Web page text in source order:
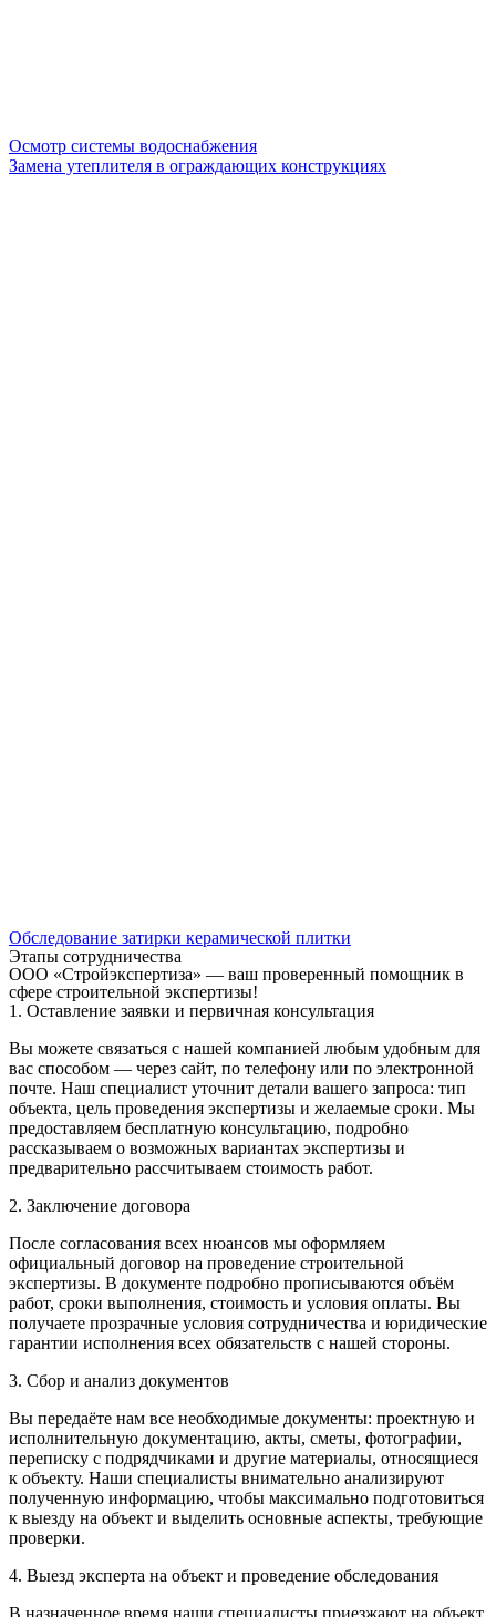
Осмотр системы водоснабжения
Замена утеплителя в ограждающих конструкциях
Обследование затирки керамической плитки
Этапы сотрудничества
ООО «Стройэкспертиза» — ваш проверенный помощник в
сфере строительной экспертизы!
1. Оставление заявки и первичная консультация
Вы можете связаться с нашей компанией любым удобным для
вас способом — через сайт, по телефону или по электронной
почте. Наш специалист уточнит детали вашего запроса: тип
объекта, цель проведения экспертизы и желаемые сроки. Мы
предоставляем бесплатную консультацию, подробно
рассказываем о возможных вариантах экспертизы и
предварительно рассчитываем стоимость работ.
2. Заключение договора
После согласования всех нюансов мы оформляем
официальный договор на проведение строительной
экспертизы. В документе подробно прописываются объём
работ, сроки выполнения, стоимость и условия оплаты. Вы
получаете прозрачные условия сотрудничества и юридические
гарантии исполнения всех обязательств с нашей стороны.
3. Сбор и анализ документов
Вы передаёте нам все необходимые документы: проектную и
исполнительную документацию, акты, сметы, фотографии,
переписку с подрядчиками и другие материалы, относящиеся
к объекту. Наши специалисты внимательно анализируют
полученную информацию, чтобы максимально подготовиться
к выезду на объект и выделить основные аспекты, требующие
проверки.
4. Выезд эксперта на объект и проведение обследования
В назначенное время наши специалисты приезжают на объект.